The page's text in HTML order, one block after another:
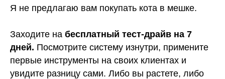
Я не предлагаю вам покупать кота в мешке.
Заходите на бесплатный тест-драйв на 7
дней. Посмотрите систему изнутри, примените
первые инструменты на своих клиентах и
увидите разницу сами. Либо вы растете, либо